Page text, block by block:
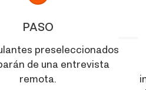
PASO
preseleccionados
de una entrevista
remota.